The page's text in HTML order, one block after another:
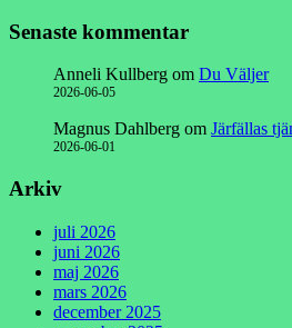
Senaste kommentar
Anneli Kullberg om Du Väljer
2026-06-05
Magnus Dahlberg om Järfällas
2026-06-01
Arkiv
juli 2026
juni 2026
maj 2026
mars 2026
december 2025